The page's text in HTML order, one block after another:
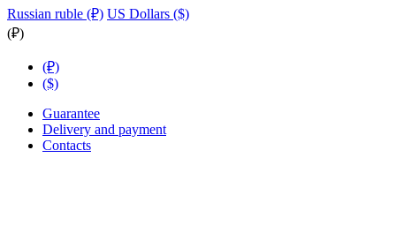
Russian ruble (₽) US Dollars ($)
(₽)
(₽)
($)
Guarantee
Delivery and payment
Contacts